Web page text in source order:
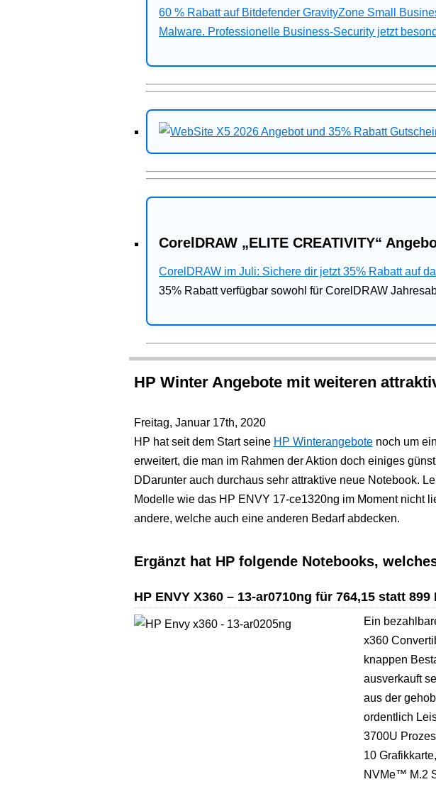
60 % Rabatt auf Bitdefender GravityZone Small
Malware. Professionelle Business-Security jetzt
CorelDRAW „ELITE CREATIVITY“
CorelDRAW im Juli: Sichere dir jetzt 35% Rabatt auf
35% Rabatt verfügbar sowohl für CorelDRAW
HP Winter Angebote mit weiteren
Freitag, Januar 17th, 2020
HP hat seit dem Start seine HP Winterangebotenoch um
erweitert, die man im Rahmen der Aktion doch einiges
DDarunter auch durchaus sehr attraktive neue Notebook.
Modelle wie das HP ENVY 17-ce1320ng im Moment nicht
andere, welche auch eine anderen Bedarf abdecken.
Ergänzt hat HP folgende Notebooks,
HP ENVY X360 – 13-ar0710ng für 764,15 statt 899
Ein
x360
knappen
ausverkauft
aus der
ordentlich
3700U
10
NVMe™ M.2